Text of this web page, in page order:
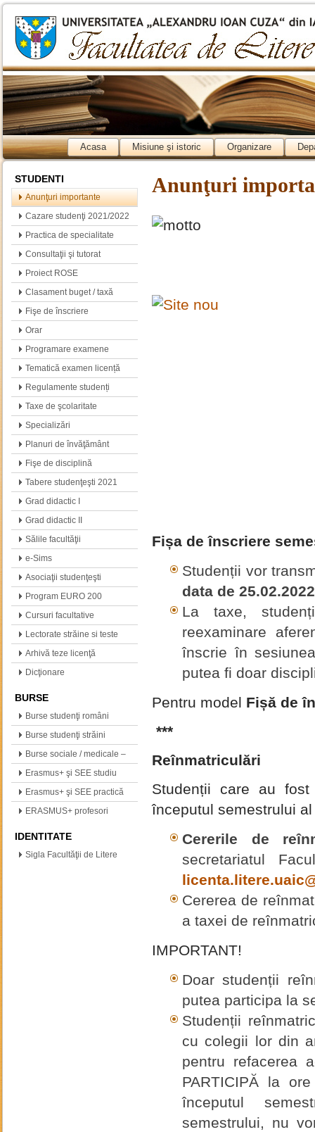
Acasa Misiune şi istoric Organizare
STUDENTI
Anunţuri importante
Cazare studenţi 2021/2022
Practica de specialitate
Consultaţii şi tutorat
Proiect ROSE
Clasament buget / taxă
Fişe de înscriere
Orar
Programare examene
Tematică examen licență
Regulamente studenți
Taxe de şcolaritate
Specializări
Planuri de învăţământ
Fişe de disciplină
Tabere studenţeşti 2021
Grad didactic I
Grad didactic II
Sălile facultăţii
e-Sims
Asociaţii studenţeşti
Program EURO 200
Cursuri facultative
(neogreacă, polonă,…
Lectorate străine si teste
internationale
Arhivă teze licenţă
Dicţionare
BURSE
Burse studenţi români
Burse studenţi străini
Burse sociale / medicale –
info
Erasmus+ şi SEE studiu
Erasmus+ şi SEE practică
ERASMUS+ profesori
IDENTITATE
Sigla Facultăţii de Litere
Anunţuri
Fișa de înscriere
Studenții vor
data de 25.02.2022
La taxe,
reexaminare
înscrie în
putea fi doar
Pentru model Fișă de
***
Reînmatriculări
Studenții care au
începutul semestrului
Cererile de
secretariatul
Cererea de
a taxei de
IMPORTANT!
Doar studenții
putea participa la
Studenții
cu colegii lor din
pentru refacerea
PARTICIPĂ la
începutul
semestrului, nu